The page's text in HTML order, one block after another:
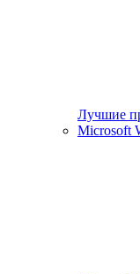
Лучшие
Microsoft